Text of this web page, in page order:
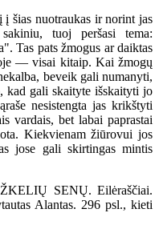
šias nuotraukas ir norint jas
tuoj peršasi tema:
Tas pats žmogus ar daiktas
— visai kitaip. Kai žmogų
beveik gali numanyti,
kad gali skaityte išskaityti jo
nesistengta jas krikštyti
vardais, bet labai paprastai
Kiekvienam žiūrovui jos
jose gali skirtingas mintis
SENŲ. Eilėraščiai.
Alantas. 296 psl., kieti